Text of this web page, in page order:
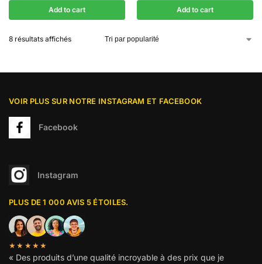
Add to cart Add to cart
8 résultats affichés
VOIR PLUS SUR NOTRE INSTAGRAM ET FACEBOOK
Facebook
Instagram
PLUS DE 1 000 AVIS 5 ÉTOILES.
★★★★★
« Des produits d’une qualité incroyable à des prix que je